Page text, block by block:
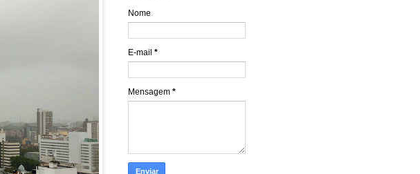
Nome
E-mail *
Mensagem *